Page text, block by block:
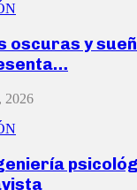
oscuras y
2026